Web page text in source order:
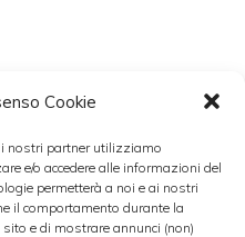
Cookie
i nostri partner utilizziamo
e/o accedere alle informazioni del
permetterà a noi e ai nostri
il comportamento durante la
e di mostrare annunci (non)
Irlanda